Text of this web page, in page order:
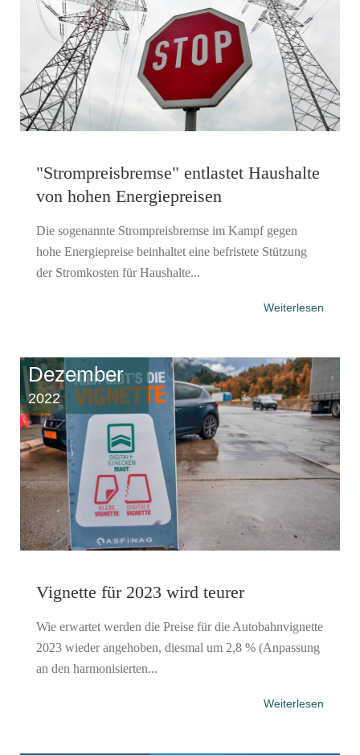
"Strompreisbremse" entlastet Haushalte
von hohen Energiepreisen
Die sogenannte Strompreisbremse im Kampf gegen
hohe Energiepreise beinhaltet eine befristete Stützung
der Stromkosten für Haushalte...
Weiterlesen
Dezember
2022
Vignette für 2023 wird teurer
Wie erwartet werden die Preise für die Autobahnvignette
2023 wieder angehoben, diesmal um 2,8 % (Anpassung
an den harmonisierten...
Weiterlesen